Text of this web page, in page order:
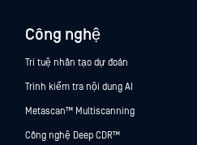
Công nghệ
Trí tuệ nhân tạo dự đoán
Trình kiểm tra nội dung AI
Metascan™ Multiscanning
Công nghệ Deep CDR™